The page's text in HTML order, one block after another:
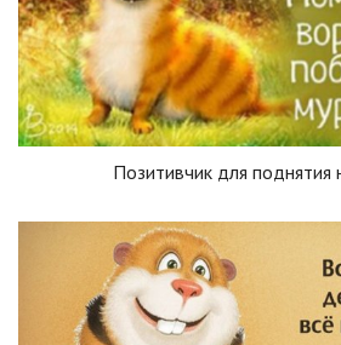
Позитивчик для поднятия